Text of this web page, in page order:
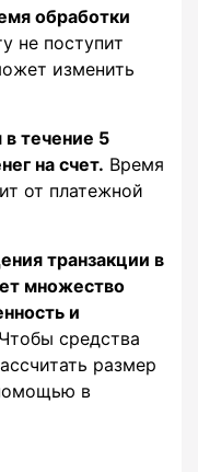
обработки
не поступит
изменить
течение 5
на счет. Время
от платежной
транзакции в
множество
и
Чтобы средства
размер
в